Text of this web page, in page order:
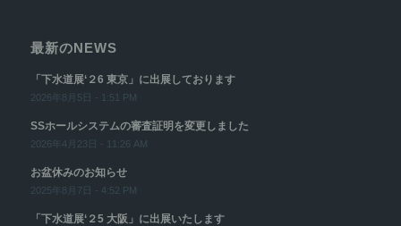
最新のNEWS
「下水道展‘２6 東京」に出展しております
2026年8月5日 - 1:51 PM
SSホールシステムの審査証明を変更しました
2026年4月23日 - 11:26 AM
お盆休みのお知らせ
2025年8月7日 - 4:52 PM
「下水道展‘２5 大阪」に出展いたします